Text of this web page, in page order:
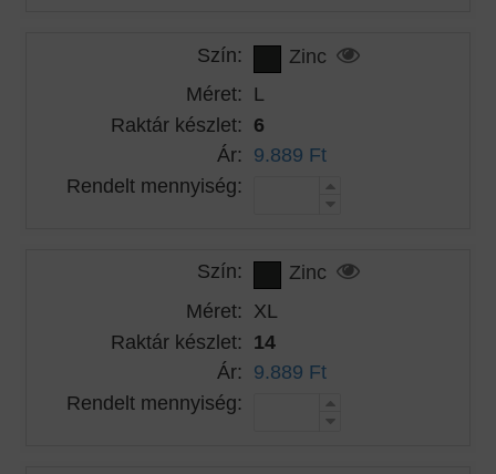
Szín:
Zinc
Méret: L
Raktár készlet: 6
Ár: 9.889 Ft
Rendelt mennyiség:
Szín:
Zinc
Méret: XL
Raktár készlet: 14
Ár: 9.889 Ft
Rendelt mennyiség: